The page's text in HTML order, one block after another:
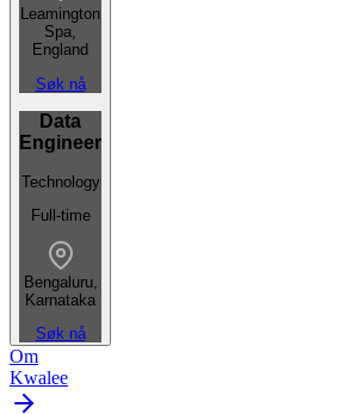
Leamington
Spa,
England
Søk nå
Data
Engineer
Technology
Full-time
Bengaluru,
Karnataka
Søk nå
Om
Kwalee